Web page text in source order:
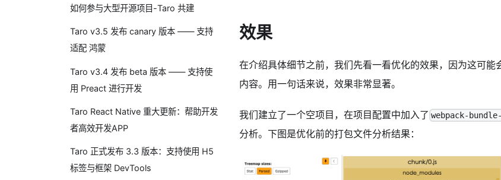
如何参与大型开源项目-Taro 共建
Taro v3.5 发布 canary 版本 —— 支持
适配 鸿蒙
Taro v3.4 发布 beta 版本 —— 支持使
用 Preact 进行开发
Taro React Native 重大更新：帮助开发
者高效开发APP
Taro 正式发布 3.3 版本：支持使用 H5
标签与框架 DevTools
效果
在介绍具体细节之前，我们先看一看优化的效果，因为这可能
内容。用一句话来说，效果非常显著。
我们建立了一个空项目，在项目配置中加入了 webpack-
分析。下图是优化前的打包文件分析结果：